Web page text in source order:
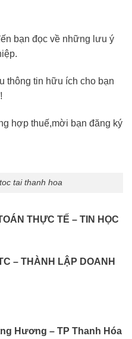
bạn đọc về những lưu ý
thông tin hữu ích cho bạn
hợp thuế,mời bạn đăng ký
tai thanh hoa
THỰC TẾ – TIN HỌC
– THÀNH LẬP DOANH
Hương – TP Thanh Hóa